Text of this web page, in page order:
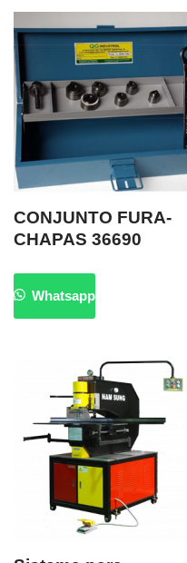
CONJUNTO FURA-
CHAPAS 36690
Whatsapp